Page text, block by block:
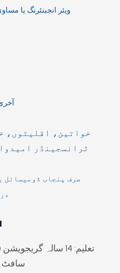
ویئر انجینئرنگ یا
🚨 آخری
ٹرانسجینڈر
صرف پنجاب ڈومیسائل
تعلیم: 14 سالہ
سافٹ